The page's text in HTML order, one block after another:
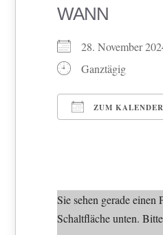
WANN
28. November
Ganztägig
ZUM
Sie sehen gerade einen
Schaltfläche unten.